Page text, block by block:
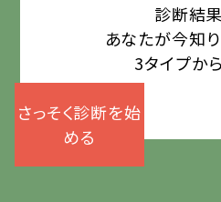
診断結
あなたが今知
3タイプか
さっそく診断を始
める